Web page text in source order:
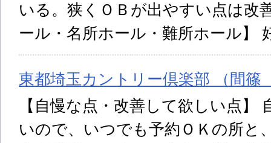
いる。狭くＯＢが出やすい点は改
ール・名所ホール・難所ホール】
東都埼玉カントリー倶楽部 （間
【自慢な点・改善して欲しい点】
いので、いつでも予約ＯＫの所と